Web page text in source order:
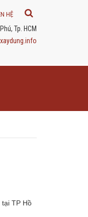
Tp. HCM
HỆ
TP Hồ